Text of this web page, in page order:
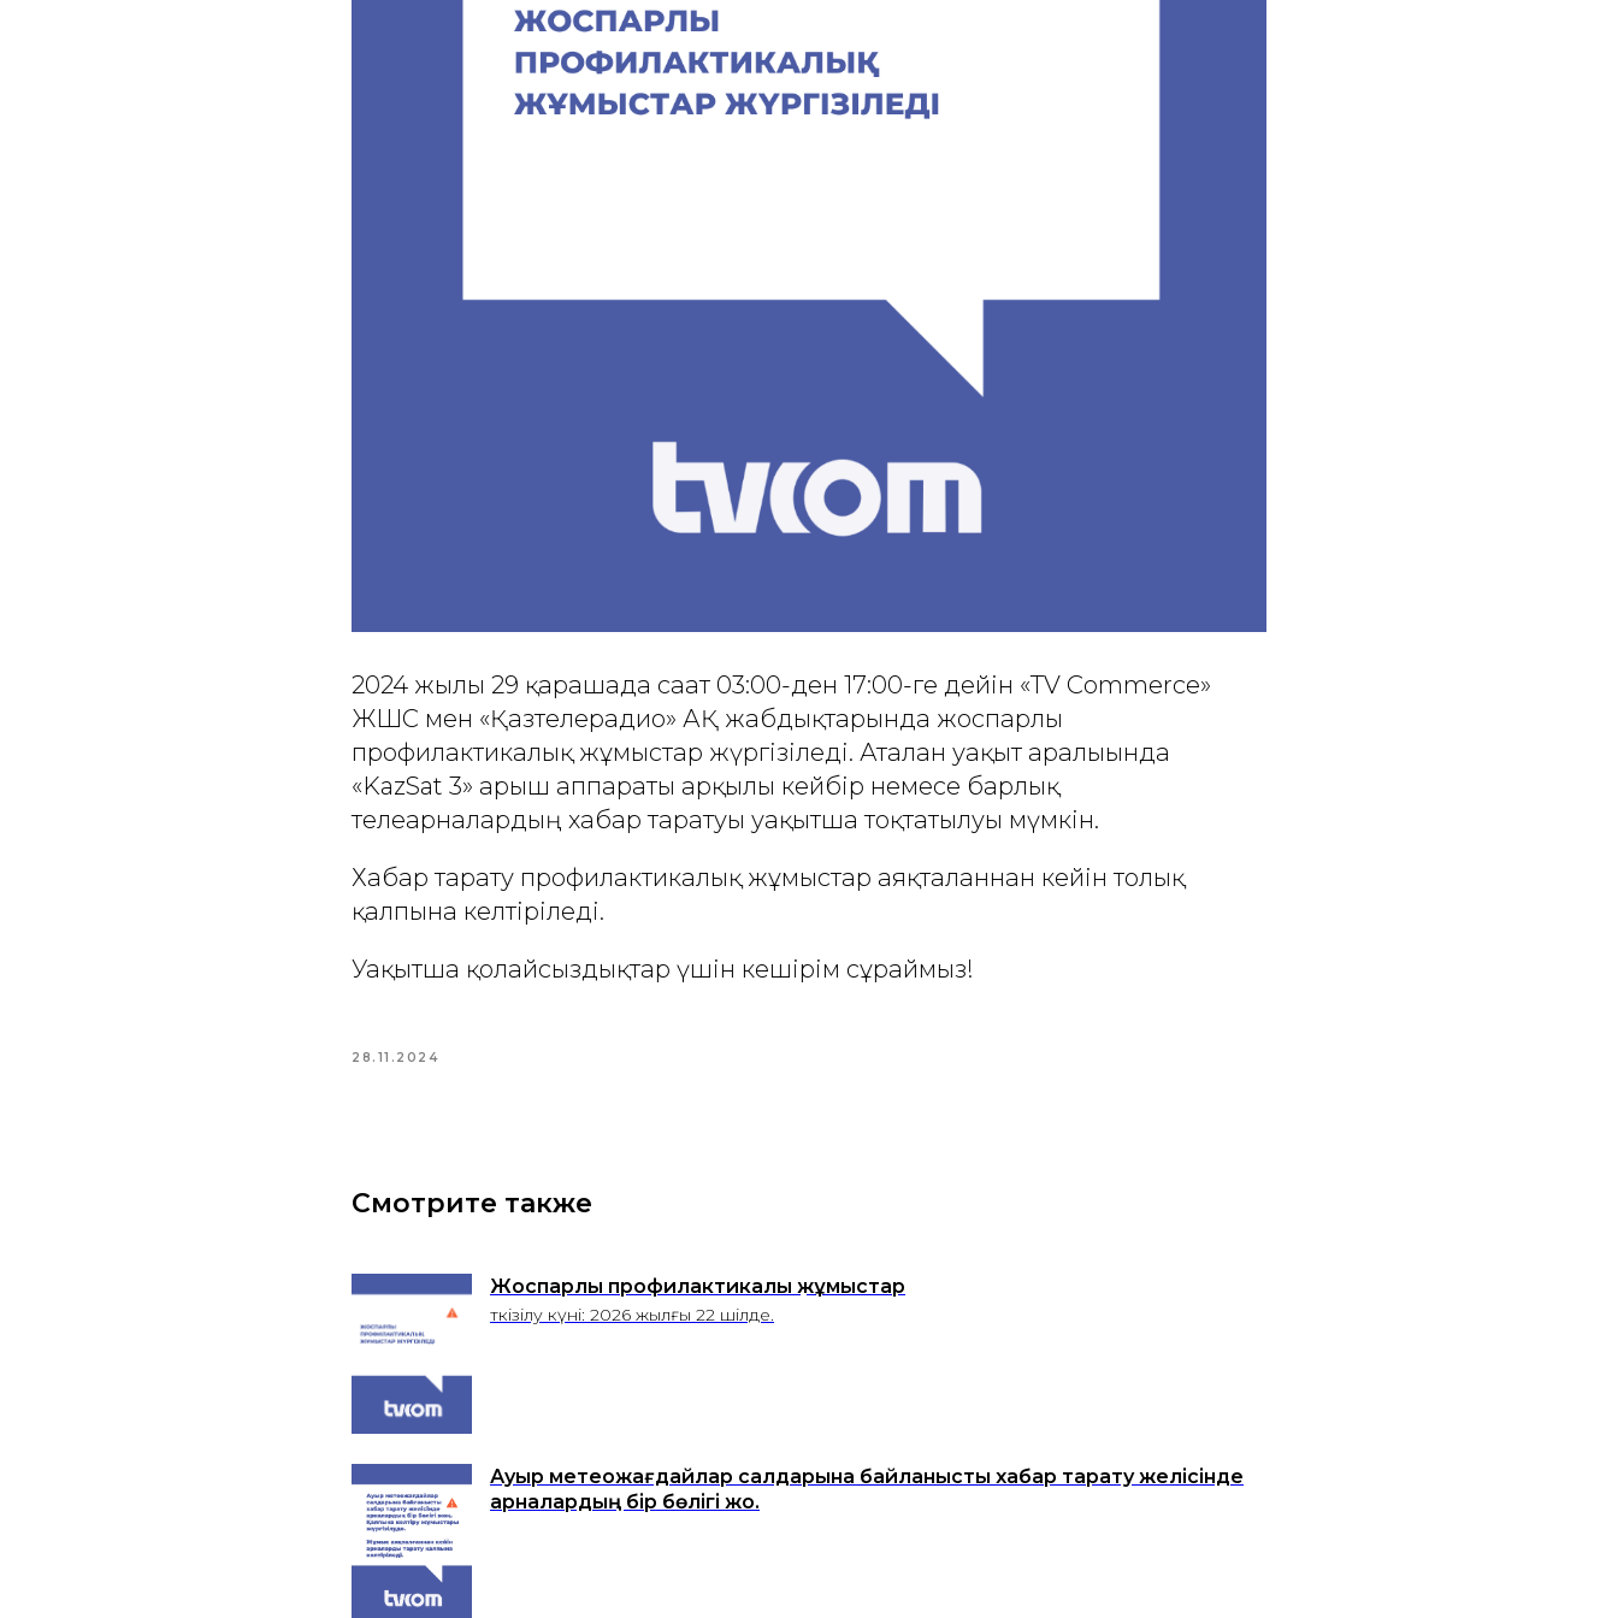
2024 жылғы 29 қарашада сағат 03:00-ден 17:00-ге дейін «TV Commerce»
ЖШС мен «Қазтелерадио» АҚ жабдықтарында жоспарлы
профилактикалық жұмыстар жүргізіледі. Аталған уақыт аралығында
«KazSat 3» ғарыш аппараты арқылы кейбір немесе барлық
телеарналардың хабар таратуы уақытша тоқтатылуы мүмкін.
Хабар тарату профилактикалық жұмыстар аяқталғаннан кейін толық
қалпына келтіріледі.
Уақытша қолайсыздықтар үшін кешірім сұраймыз!
28.11.2024
Смотрите также
Жоспарлы профилактикалық жұмыстар
Өткізілу күні: 2026 жылғы 22 шілде.
Ауыр метеожағдайлар салдарына байланысты хабар тарату желісінде
арналардың бір бөлігі жоқ.